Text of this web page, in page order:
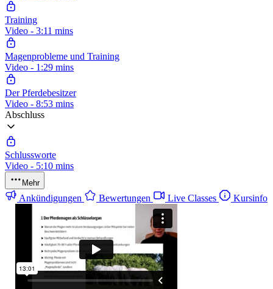
Training
Video - 3:11 mins
Magenprobleme und Training
Video - 1:29 mins
Der Pferdebesitzer
Video - 8:53 mins
Abschluss
Schlussworte
Video - 5:10 mins
Mehr
Ankündigungen Bewertungen Live Classes Kursinfo